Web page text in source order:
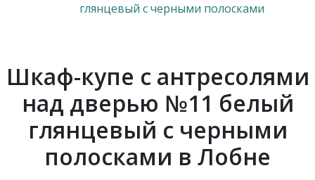
глянцевый с черными полосками
Шкаф-купе с антресолями
над дверью №11 белый
глянцевый с черными
полосками в Лобне